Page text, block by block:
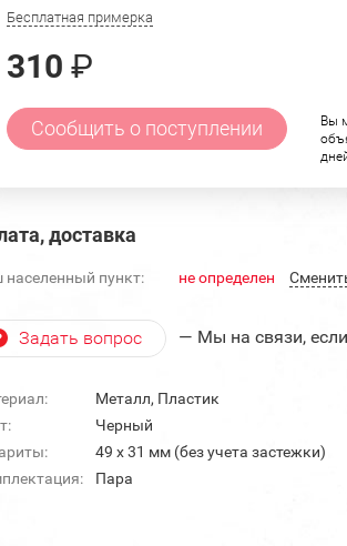
Бесплатная примерка
310 ₽
Сообщить о поступлении
Вы
доставка
населенный пункт: не определен
Задать вопрос — Мы на связи,
Металл, Пластик
Черный
49 х 31 мм (без учета застежки)
Пара